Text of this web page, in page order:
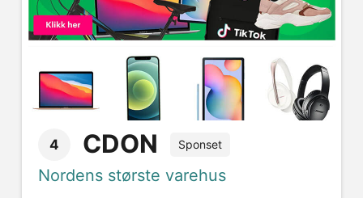
4 CDON Sponset
Nordens største varehus